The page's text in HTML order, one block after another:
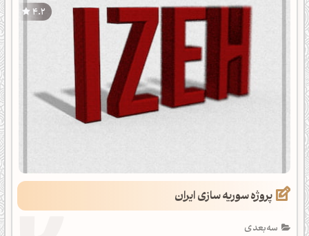
4.2
پروژه سوریه سازی ایران
سه‌بعدی